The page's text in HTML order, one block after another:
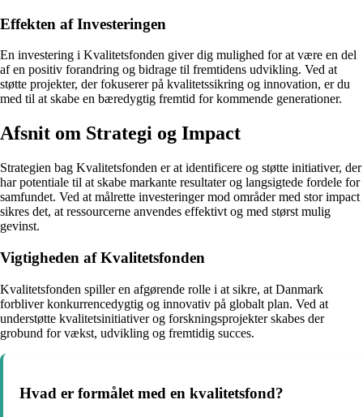
Effekten af Investeringen
En investering i Kvalitetsfonden giver dig mulighed for at være en del
af en positiv forandring og bidrage til fremtidens udvikling. Ved at
støtte projekter, der fokuserer på kvalitetssikring og innovation, er du
med til at skabe en bæredygtig fremtid for kommende generationer.
Afsnit om Strategi og Impact
Strategien bag Kvalitetsfonden er at identificere og støtte initiativer, der
har potentiale til at skabe markante resultater og langsigtede fordele for
samfundet. Ved at målrette investeringer mod områder med stor impact
sikres det, at ressourcerne anvendes effektivt og med størst mulig
gevinst.
Vigtigheden af Kvalitetsfonden
Kvalitetsfonden spiller en afgørende rolle i at sikre, at Danmark
forbliver konkurrencedygtig og innovativ på globalt plan. Ved at
understøtte kvalitetsinitiativer og forskningsprojekter skabes der
grobund for vækst, udvikling og fremtidig succes.
Hvad er formålet med en kvalitetsfond?